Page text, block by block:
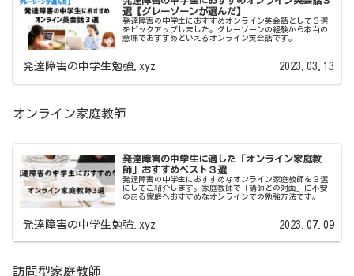
選【グレーゾーンが選んだ】
発達障害の中学生におすすめオンライン英会話として３選
をピックアップしました。グレーゾーンの経験から本当の
意味でおすすめといえるオンライン英会話です。
発達障害の中学生勉強.xyz 2023.03.13
オンライン家庭教師
発達障害の中学生に適した「オンライン家庭教
師」おすすめベスト３選
発達障害の中学生におすすめなオンライン家庭教師を３選
にしてご紹介します。家庭教師で「講師との対面」に不安
のある家庭へおすすめなオンラインでの勉強方法です。
発達障害の中学生勉強.xyz 2023.07.09
訪問型家庭教師